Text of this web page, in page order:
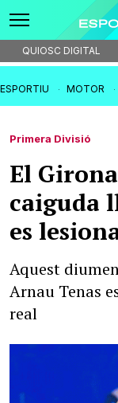
QUIOSC DIGITAL
MOTOR
Primera Divisió
El
caiguda
es
Aquest
Arnau Tenas
real